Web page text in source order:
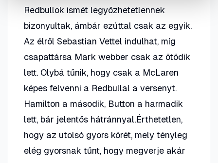
Redbullok ismét legyőzhetetlennek
bizonyultak, ámbár ezúttal csak az egyik.
Az élről Sebastian Vettel indulhat, míg
csapattársa Mark webber csak az ötödik
lett. Olybá tűnik, hogy csak a McLaren
képes felvenni a Redbullal a versenyt.
Hamilton a második, Button a harmadik
lett, bár jelentős hátránnyal.Érthetetlen,
hogy az utolsó gyors körét, mely tényleg
elég gyorsnak tűnt, hogy megverje akár